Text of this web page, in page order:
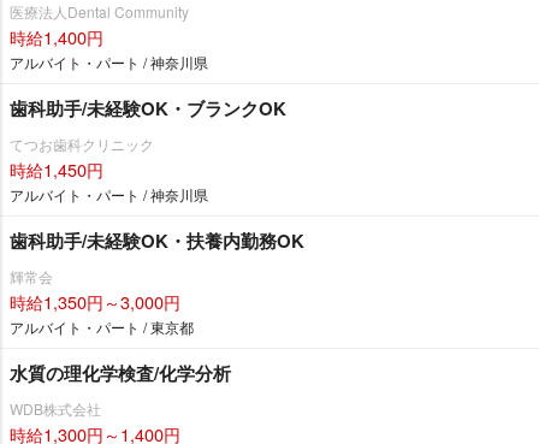
医療法人Dental Community
時給1,400円
アルバイト・パート / 神奈川県
歯科助手/未経験OK・ブランクOK
てつお歯科クリニック
時給1,450円
アルバイト・パート / 神奈川県
歯科助手/未経験OK・扶養内勤務OK
輝常会
時給1,350円～3,000円
アルバイト・パート / 東京都
水質の理化学検査/化学分析
WDB株式会社
時給1,300円～1,400円